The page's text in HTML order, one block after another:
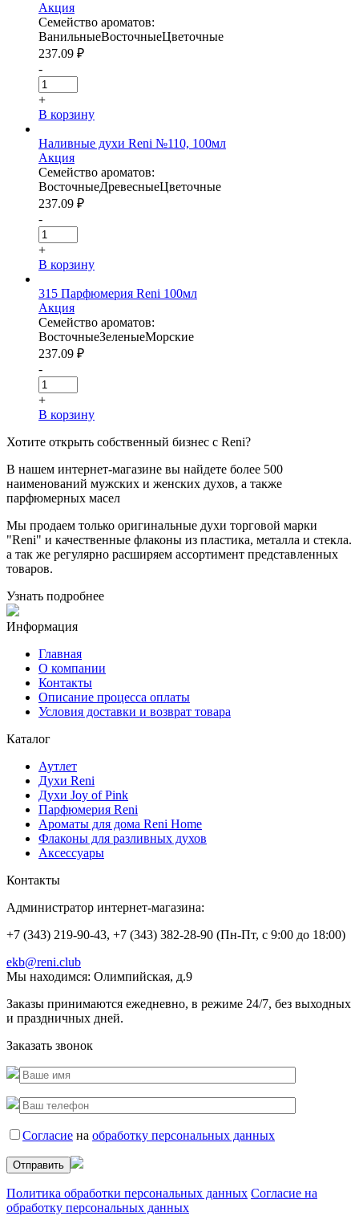
Акция
Семейство ароматов:
ВанильныеВосточныеЦветочные
237.09 ₽
-
+
В корзину
Наливные духи Reni №110, 100мл
Акция
Семейство ароматов:
ВосточныеДревесныеЦветочные
237.09 ₽
-
+
В корзину
315 Парфюмерия Reni 100мл
Акция
Семейство ароматов:
ВосточныеЗеленыеМорские
237.09 ₽
-
+
В корзину
Хотите открыть собственный бизнес с Reni?
В нашем интернет-магазине вы найдете более 500
наименований мужских и женских духов, а также
парфюмерных масел
Мы продаем только оригинальные духи торговой марки
"Reni" и качественные флаконы из пластика, металла и стекла.
а так же регулярно расширяем ассортимент представленных
товаров.
Узнать подробнее
Информация
Главная
О компании
Контакты
Описание процесса оплаты
Условия доставки и возврат товара
Каталог
Аутлет
Духи Reni
Духи Joy of Pink
Парфюмерия Reni
Ароматы для дома Reni Home
Флаконы для разливных духов
Аксессуары
Контакты
Администратор интернет-магазина:
+7 (343) 219-90-43, +7 (343) 382-28-90 (Пн-Пт, с 9:00 до 18:00)
ekb@reni.club
Мы находимся: Олимпийская, д.9
Заказы принимаются ежедневно, в режиме 24/7, без выходных
и праздничных дней.
Заказать звонок
Согласие на обработку персональных данных
Политика обработки персональных данных Согласие на
обработку персональных данных